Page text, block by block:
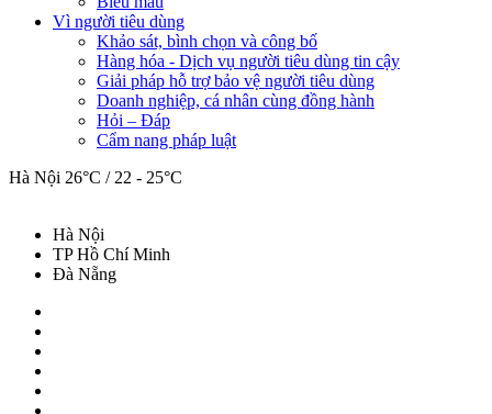
Vì người tiêu dùng
Khảo sát, bình chọn và công bố
Hàng hóa - Dịch vụ người tiêu dùng tin cậy
Giải pháp hỗ trợ bảo vệ người tiêu dùng
Doanh nghiệp, cá nhân cùng đồng hành
Hỏi – Đáp
Cẩm nang pháp luật
Hà Nội 26°C / 22 - 25°C
Hà Nội
TP Hồ Chí Minh
Đà Nẵng